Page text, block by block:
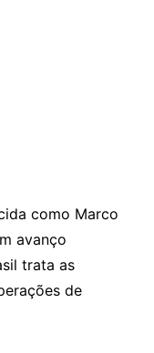
como Marco
avanço
trata as
de